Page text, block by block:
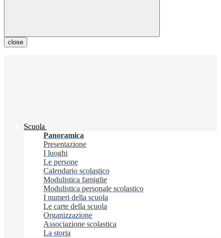
close
Scuola
Panoramica
Presentazione
I luoghi
Le persone
Calendario scolastico
Modulistica famiglie
Modulistica personale scolastico
I numeri della scuola
Le carte della scuola
Organizzazione
Associazione scolastica
La storia